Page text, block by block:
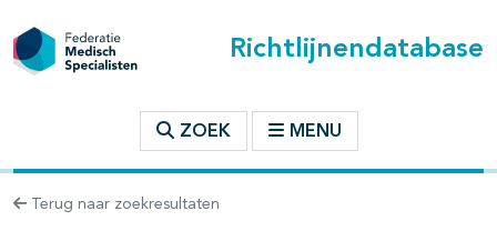
Richtlijnendatabase
ZOEK MENU
Terug naar zoekresultaten
binnen deze richtlijn